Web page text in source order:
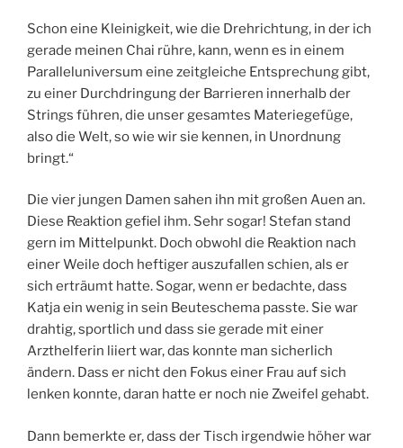
Schon eine Kleinigkeit, wie die Drehrichtung, in der ich
gerade meinen Chai rühre, kann, wenn es in einem
Paralleluniversum eine zeitgleiche Entsprechung gibt,
zu einer Durchdringung der Barrieren innerhalb der
Strings führen, die unser gesamtes Materiegefüge,
also die Welt, so wie wir sie kennen, in Unordnung
bringt.“
Die vier jungen Damen sahen ihn mit großen Auen an.
Diese Reaktion gefiel ihm. Sehr sogar! Stefan stand
gern im Mittelpunkt. Doch obwohl die Reaktion nach
einer Weile doch heftiger auszufallen schien, als er
sich erträumt hatte. Sogar, wenn er bedachte, dass
Katja ein wenig in sein Beuteschema passte. Sie war
drahtig, sportlich und dass sie gerade mit einer
Arzthelferin liiert war, das konnte man sicherlich
ändern. Dass er nicht den Fokus einer Frau auf sich
lenken konnte, daran hatte er noch nie Zweifel gehabt.
Dann bemerkte er, dass der Tisch irgendwie höher war